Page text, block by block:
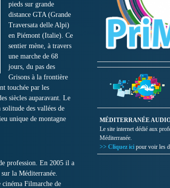
pieds sur grande
distance GTA (Grande
Traversata delle Alpi)
en Piémont (Italie). Ce
sentier mène, à travers
une marche de 68
jours, du pas des
Grisons à la frontière
touchée par les
siècles auparavant. Le
des vallées de
unique de montagne
profession. En 2005 il a
la Méditerranée.
Filmarche de
MÉDITERRANÉE
Le site internet dédié aux
Méditerranée.
>> Cliquez ici pour voir les